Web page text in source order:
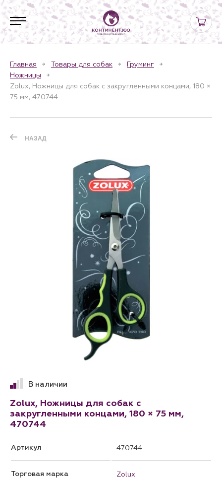
Главная Товары для собак
Груминг
Ножницы
Zolux, Ножницы для собак с закругленными концами, 180 ×
75 мм, 470744
НАЗАД
В наличии
Zolux, Ножницы для собак с
закругленными концами, 180 × 75 мм,
470744
Артикул 470744
Торговая марка Zolux